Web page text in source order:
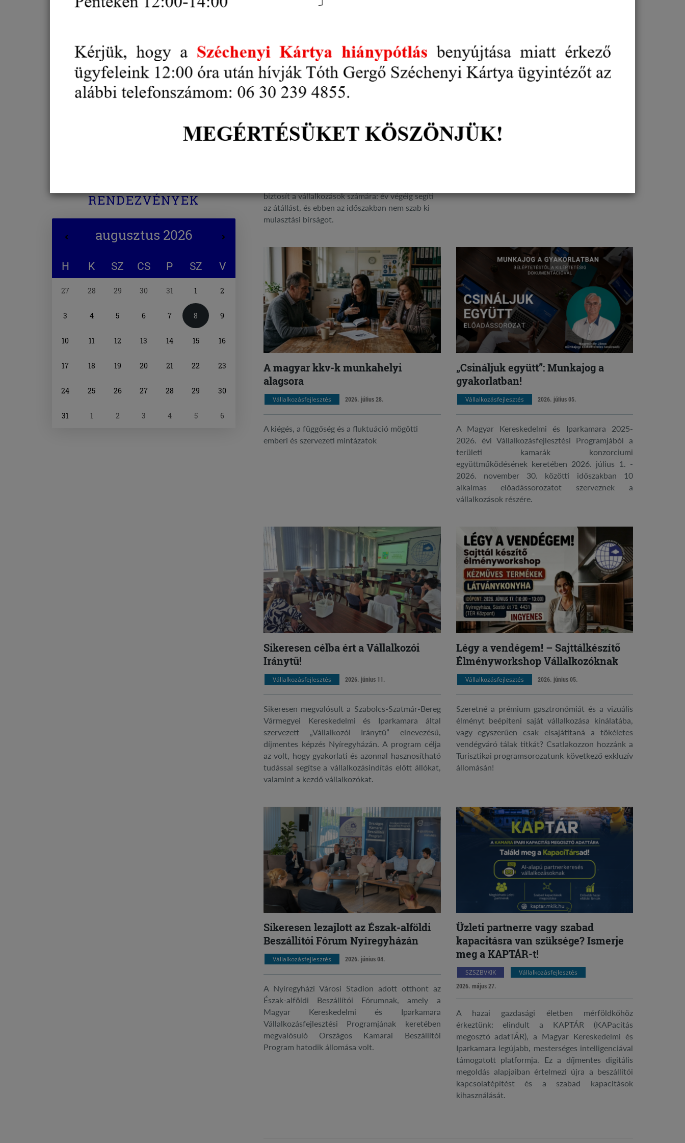
Oktatás, Képzés
Gazdaság és
Vállalkozásfejlesztés
RENDEZVÉNYEK
választó
augusztus 2026
H K SZ CS P SZ V
27 28 29 30 31 1 2
3 4 5 6 7 8 9
10 11 12 13 14 15 16
17 18 19 20 21 22 23
24 25 26 27 28 29 30
31 1 2 3 4 5 6
Szeptembertől új kötelezettség érinti
a vállalkozásokat: indul a nyugta-
adatszolgáltatás
Adózás
Jogszabályok
2026. szeptember 1-jétől a kézi és a
biztosít a vállalkozások számára: év végéig segíti
az átállást, és ebben az időszakban nem szab ki
mulasztási bírságot.
Új ESG eszköztár segíti a hazai
vállalkozások felkészülését
Gazdaságfejlesztés EU
Zöld gazdaság
A Magyar Kereskedelmi és Iparkamara országos
ESG programjának részeként elkészült az ESG
A magyar kkv-k munkahelyi
alagsora
Vállalkozásfejlesztés 2026. július 28.
A kiégés, a függőség és a fluktuáció mögötti
emberi és szervezeti mintázatok
„Csináljuk együtt”: Munkajog a
gyakorlatban!
Vállalkozásfejlesztés 2026. július 05.
A Magyar Kereskedelmi és Iparkamara 2025-
2026. évi Vállalkozásfejlesztési Programjából a
területi kamarák konzorciumi
együttműködésének keretében 2026. július 1. -
2026. november 30. közötti időszakban 10
alkalmas előadássorozatot szerveznek a
vállalkozások részére.
Sikeresen célba ért a Vállalkozói
Iránytű!
Vállalkozásfejlesztés 2026. június 11.
Sikeresen megvalósult a Szabolcs-Szatmár-Bereg
Vármegyei Kereskedelmi és Iparkamara által
szervezett „Vállalkozói Iránytű” elnevezésű,
díjmentes képzés Nyíregyházán. A program célja
az volt, hogy gyakorlati és azonnal hasznosítható
tudással segítse a vállalkozásindítás előtt állókat,
valamint a kezdő vállalkozókat.
Légy a vendégem! – Sajttálkészítő
Élményworkshop Vállalkozóknak
Vállalkozásfejlesztés 2026. június 05.
Szeretné a prémium gasztronómiát és a vizuális
élményt beépíteni saját vállalkozása kínálatába,
vagy egyszerűen csak elsajátítaná a tökéletes
vendégváró tálak titkát? Csatlakozzon hozzánk a
Turisztikai programsorozatunk következő exkluzív
állomásán!
Sikeresen lezajlott az Észak-alföldi
Beszállítói Fórum Nyíregyházán
Vállalkozásfejlesztés 2026. június 04.
A Nyíregyházi Városi Stadion adott otthont az
Észak-alföldi Beszállítói Fórumnak, amely a
Magyar Kereskedelmi és Iparkamara
Vállalkozásfejlesztési Programjának keretében
megvalósuló Országos Kamarai Beszállítói
Program hatodik állomása volt.
Üzleti partnerre vagy szabad
kapacitásra van szüksége? Ismerje
meg a KAPTÁR-t!
SZSZBVKIK Vállalkozásfejlesztés
2026. május 27.
A hazai gazdasági életben mérföldkőhöz
érkeztünk: elindult a KAPTÁR (KAPacitás
megosztó adatTÁR), a Magyar Kereskedelmi és
Iparkamara legújabb, mesterséges intelligenciával
támogatott platformja. Ez a díjmentes digitális
megoldás alapjaiban értelmezi újra a beszállítói
kapcsolatépítést és a szabad kapacitások
kihasználását.